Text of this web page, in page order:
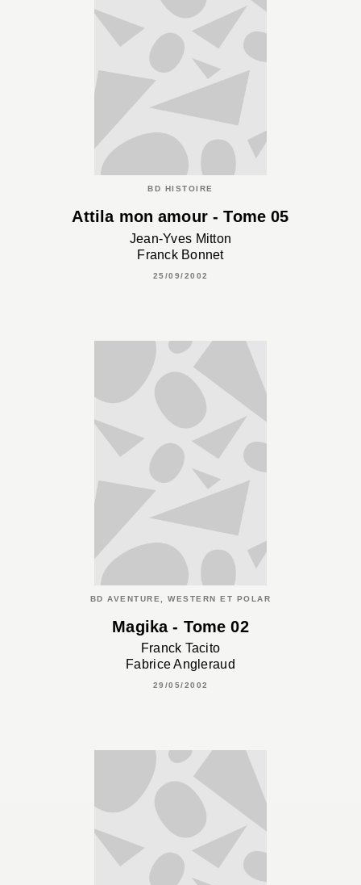
BD HISTOIRE
Attila mon amour - Tome 05
Jean-Yves Mitton
Franck Bonnet
25/09/2002
BD AVENTURE, WESTERN ET POLAR
Magika - Tome 02
Franck Tacito
Fabrice Angleraud
29/05/2002